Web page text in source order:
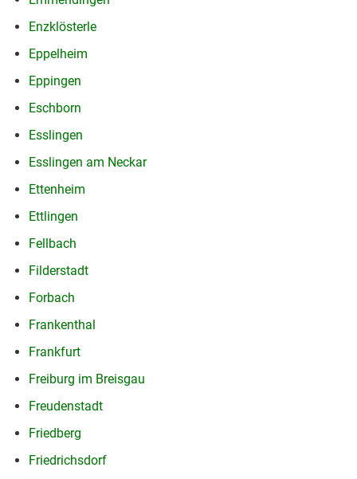
Enzklösterle
Eppelheim
Eppingen
Eschborn
Esslingen
Esslingen am Neckar
Ettenheim
Ettlingen
Fellbach
Filderstadt
Forbach
Frankenthal
Frankfurt
Freiburg im Breisgau
Freudenstadt
Friedberg
Friedrichsdorf